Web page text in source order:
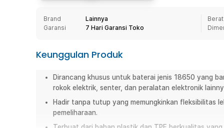
Senin -
Senin -
Toko Tangerang
Pick n Go Jakarta Barat
Senin -
Brand
Lainnya
Garansi
7 Hari Garansi Toko
Keunggulan Produk
Dirancang khusus untuk baterai jenis 18650 yang
rokok elektrik, senter, dan peralatan elektronik
Hadir tanpa tutup yang memungkinkan fleksibilitas
pemeliharaan.